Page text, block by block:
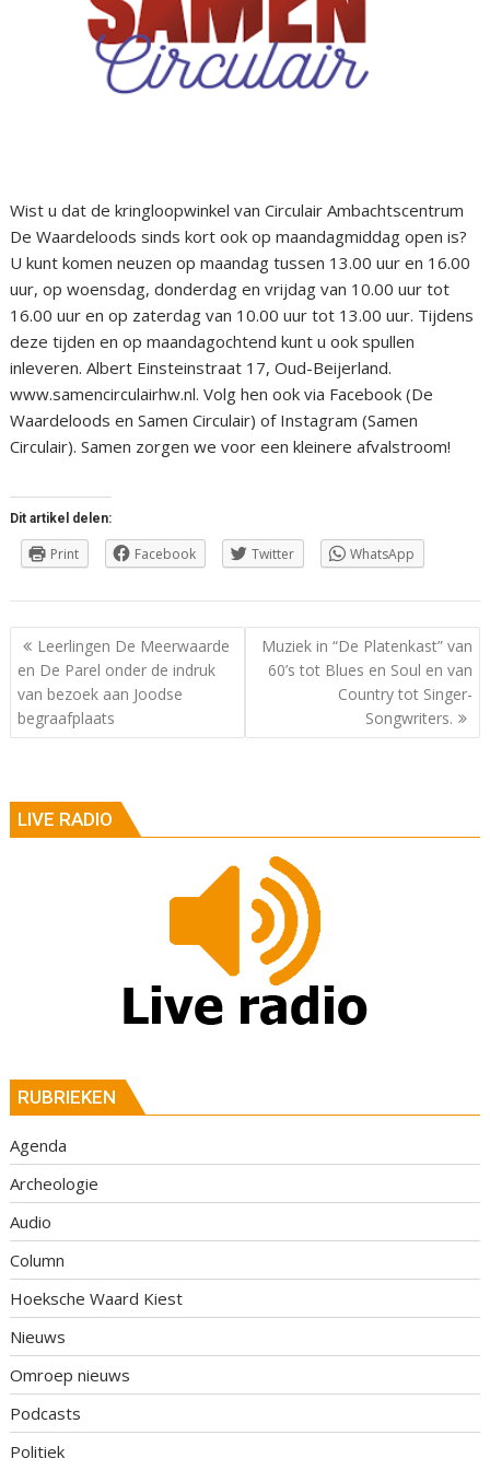
Wist u dat de kringloopwinkel van Circulair Ambachtscentrum
De Waardeloods sinds kort ook op maandagmiddag open is?
U kunt komen neuzen op maandag tussen 13.00 uur en 16.00
uur, op woensdag, donderdag en vrijdag van 10.00 uur tot
16.00 uur en op zaterdag van 10.00 uur tot 13.00 uur. Tijdens
deze tijden en op maandagochtend kunt u ook spullen
inleveren. Albert Einsteinstraat 17, Oud-Beijerland.
www.samencirculairhw.nl. Volg hen ook via Facebook (De
Waardeloods en Samen Circulair) of Instagram (Samen
Circulair). Samen zorgen we voor een kleinere afvalstroom!
Dit artikel delen:
Print Facebook Twitter WhatsApp
Berichtnavigatie
Leerlingen De Meerwaarde
en De Parel onder de indruk
van bezoek aan Joodse
begraafplaats
Muziek in “De Platenkast” van
60’s tot Blues en Soul en van
Country tot Singer-
Songwriters.
LIVE RADIO
RUBRIEKEN
Agenda
Archeologie
Audio
Column
Hoeksche Waard Kiest
Nieuws
Omroep nieuws
Podcasts
Politiek